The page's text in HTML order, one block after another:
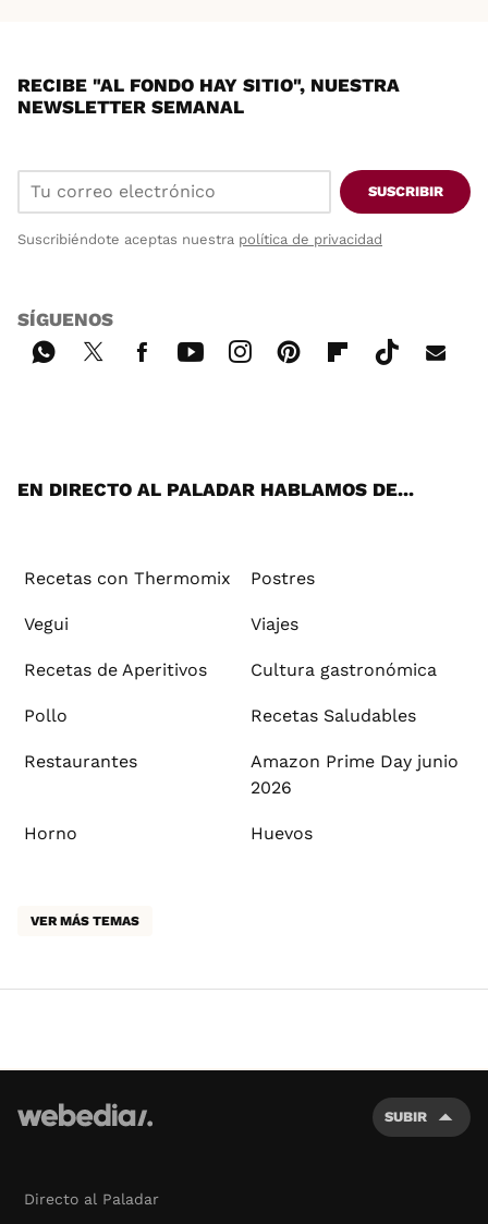
RECIBE "AL FONDO HAY SITIO", NUESTRA
NEWSLETTER SEMANAL
SUSCRIBIR
Suscribiéndote aceptas nuestra política de privacidad
SÍGUENOS
EN DIRECTO AL PALADAR HABLAMOS DE...
Recetas con Thermomix Postres
Vegui Viajes
Recetas de Aperitivos Cultura gastronómica
Pollo Recetas Saludables
Restaurantes
Amazon Prime Day junio
2026
Horno Huevos
VER MÁS TEMAS
SUBIR
Directo al Paladar